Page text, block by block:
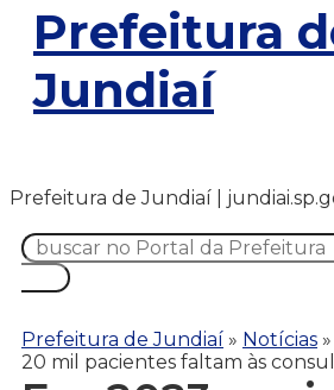
Prefeitura
Jundiaí
Prefeitura de Jundiaí |
Prefeitura de Jundiaí » Notícias »
20 mil pacientes faltam às